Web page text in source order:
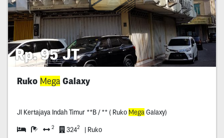
Rp. 95 JT
Ruko MegaGalaxy
Jl Kertajaya Indah Timur **B / ** ( Ruko Mega Galaxy)
2 3242 | Ruko